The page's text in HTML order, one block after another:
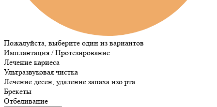
Пожалуйста, выберите один из вариантов
Имплантация / Протезирование
Лечение кариеса
Ультразвуковая чистка
Лечение десен, удаление запаха изо рта
Брекеты
Отбеливание